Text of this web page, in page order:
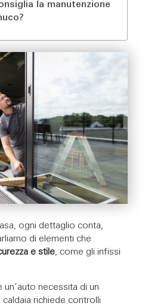
la manutenzione
ogni dettaglio conta,
di elementi che
e stile, come gli infissi
necessita di un
richiede controlli